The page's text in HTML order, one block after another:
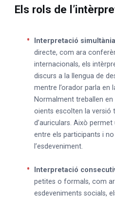
Els rols de
Interpretació
directe, com ara
internacionals, els
discurs a la llengua de
mentre l’orador parla en
Normalment treballen
oients escolten la versió
d’auriculars. Això
entre els participants i
l’esdeveniment.
Interpretació
petites o formals, com
esdeveniments socials,